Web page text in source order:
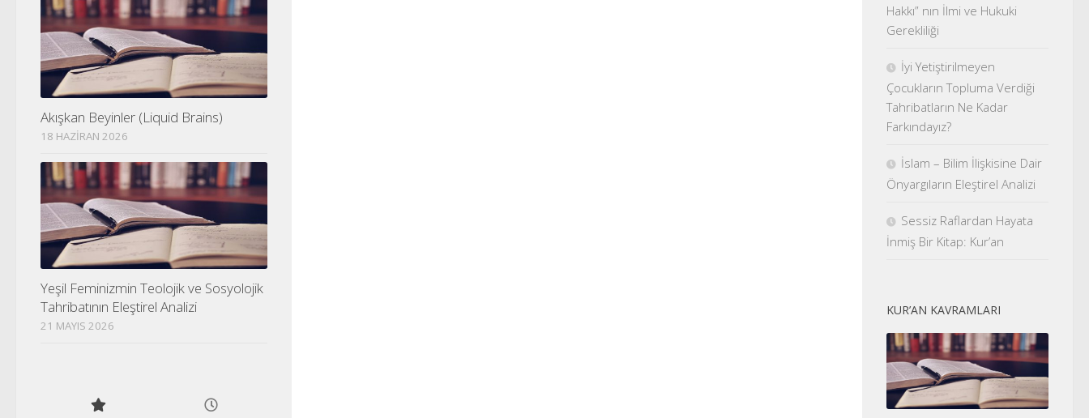
Akışkan Beyinler (Liquid Brains)
18 HAZIRAN 2026
Yeşil Feminizmin Teolojik ve Sosyolojik
Tahribatının Eleştirel Analizi
21 MAYIS 2026
Hakkı” nın İlmi ve Hukuki
Gerekliliği
İyi Yetiştirilmeyen
Çocukların Topluma Verdiği
Tahribatların Ne Kadar
Farkındayız?
İslam – Bilim İlişkisine Dair
Önyargıların Eleştirel Analizi
Sessiz Raflardan Hayata
İnmiş Bir Kitap: Kur’an
KUR’AN KAVRAMLARI